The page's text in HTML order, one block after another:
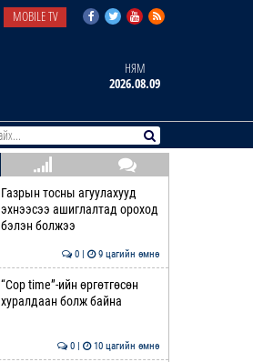
MOBILE TV
НЯМ
2026.08.09
Газрын тосны агуулахууд
эхнээсээ ашиглалтад ороход
бэлэн болжээ
0 | 9 цагийн өмнө
“Cop time”-ийн өргөтгөсөн
хуралдаан болж байна
0 | 10 цагийн өмнө